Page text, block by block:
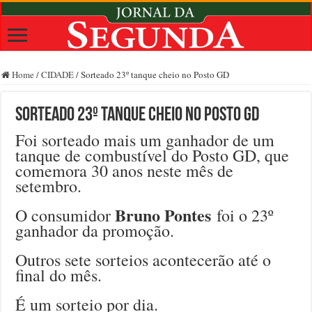
Home /CIDADE/Sorteado 23º tanque cheio no Posto GD
Sorteado 23º tanque cheio no Posto GD
Foi sorteado mais um ganhador de um
tanque de combustível do Posto GD, que
comemora 30 anos neste mês de
setembro.
O consumidorBruno Pontesfoi o 23º
ganhador da promoção.
Outros sete sorteios acontecerão até o
final do mês.
É um sorteio por dia.